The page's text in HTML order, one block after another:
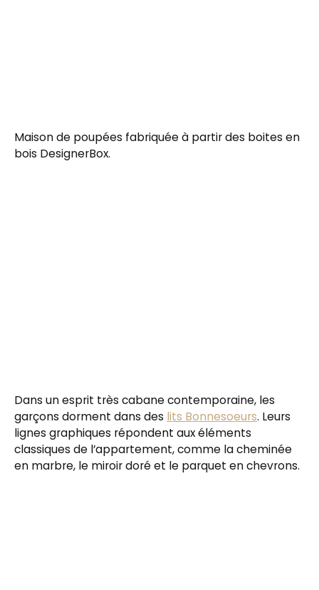
Maison de poupées fabriquée à partir des boites en
bois DesignerBox.
Dans un esprit très cabane contemporaine, les
garçons dorment dans des lits Bonnesoeurs. Leurs
lignes graphiques répondent aux éléments
classiques de l’appartement, comme la cheminée
en marbre, le miroir doré et le parquet en chevrons.